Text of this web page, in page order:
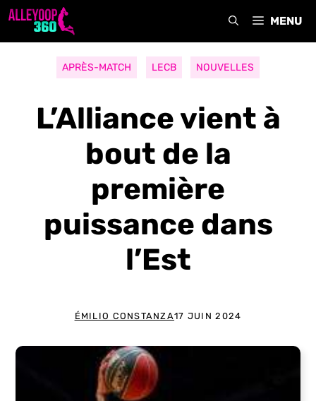
Aller
MENU
APRÈS-MATCH LECB NOUVELLES
L’Alliance vient à
bout de la
première
puissance dans
l’Est
ÉMILIO CONSTANZA17 JUIN 2024